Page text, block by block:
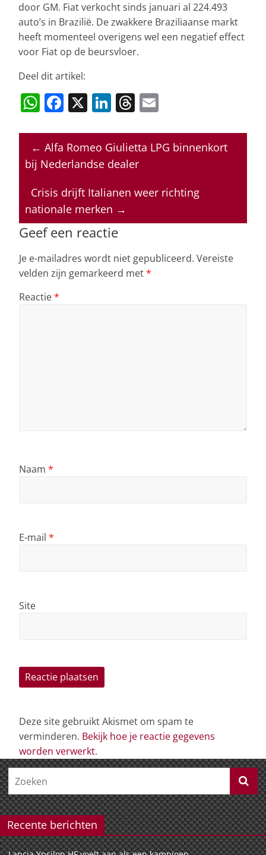
door GM. Fiat verkocht sinds januari al 224.493
auto’s in Brazilië. De zwakkere Braziliaanse markt
heeft momenteel overigens wel een negatief effect
voor Fiat op de beursvloer.
Deel dit artikel:
W
at
s
p
p
F
c
e
o
o
k
X Li
k
e
n
T
re
a
s
ai
← Alfa Romeo Giulietta LPG binnenkort
bij Nederlandse dealer
Crisis drijft Italianen weer richting
nationale merken →
Geef een reactie
Je e-mailadres wordt niet gepubliceerd. Vereiste
velden zijn gemarkeerd met*
Reactie*
Naam *
E-mail *
Site
Deze site gebruikt Akismet om spam te
verminderen. Bekijk hoe je reactie gegevens
worden verwerkt.
Recente berichten